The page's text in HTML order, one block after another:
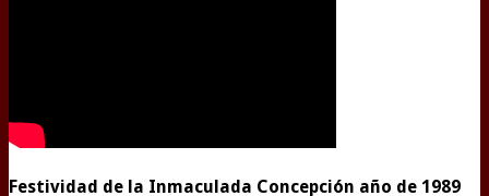
Festividad de la Inmaculada Concepción año de 1989